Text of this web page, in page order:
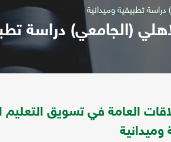
تطبيقية وميدانية
(الجامعي) دراسة
العامة في تسويق
وميدانية